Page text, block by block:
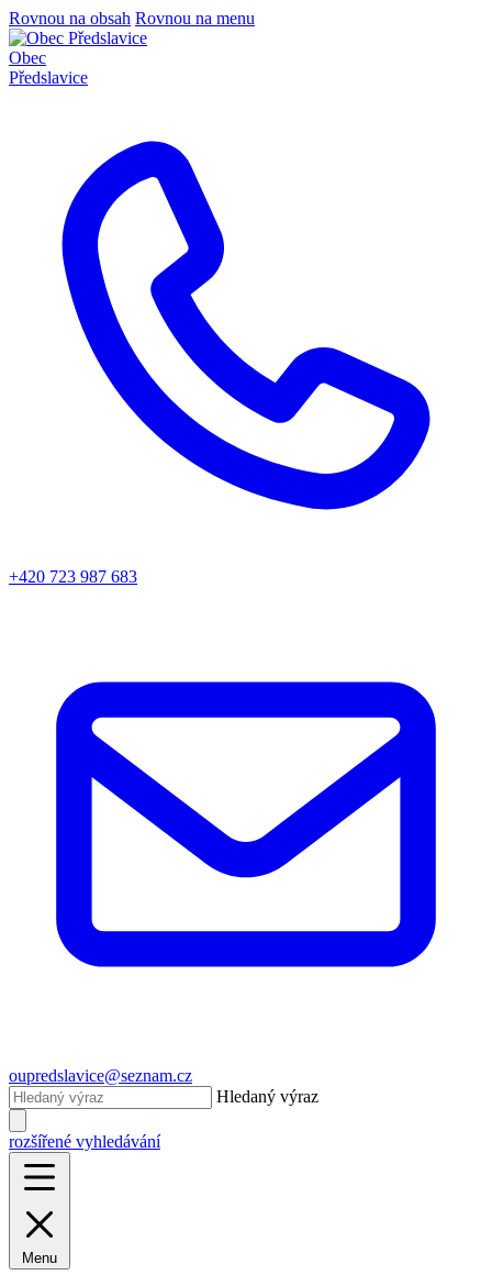
Rovnou na obsah Rovnou na menu
Obec
Předslavice
+420 723 987 683
oupredslavice@seznam.cz
Hledaný výraz
rozšířené vyhledávání
Menu